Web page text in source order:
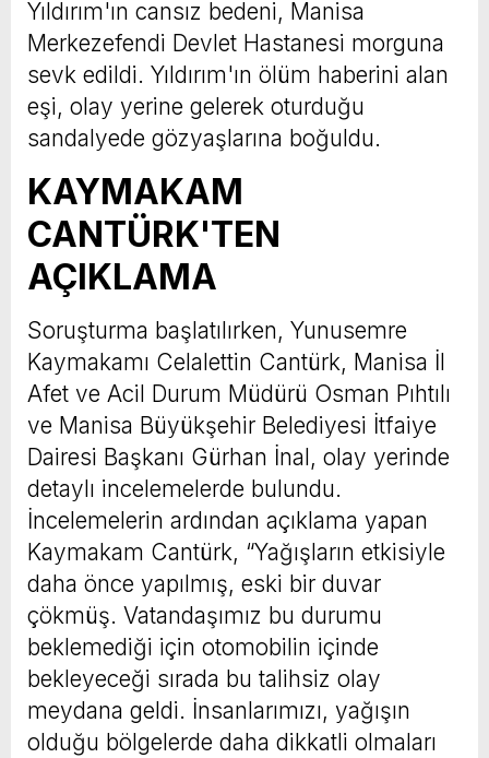
Yıldırım'ın cansız bedeni, Manisa
Merkezefendi Devlet Hastanesi morguna
sevk edildi. Yıldırım'ın ölüm haberini alan
eşi, olay yerine gelerek oturduğu
sandalyede gözyaşlarına boğuldu.
KAYMAKAM
CANTÜRK'TEN
AÇIKLAMA
Soruşturma başlatılırken, Yunusemre
Kaymakamı Celalettin Cantürk, Manisa İl
Afet ve Acil Durum Müdürü Osman Pıhtılı
ve Manisa Büyükşehir Belediyesi İtfaiye
Dairesi Başkanı Gürhan İnal, olay yerinde
detaylı incelemelerde bulundu.
İncelemelerin ardından açıklama yapan
Kaymakam Cantürk, “Yağışların etkisiyle
daha önce yapılmış, eski bir duvar
çökmüş. Vatandaşımız bu durumu
beklemediği için otomobilin içinde
bekleyeceği sırada bu talihsiz olay
meydana geldi. İnsanlarımızı, yağışın
olduğu bölgelerde daha dikkatli olmaları